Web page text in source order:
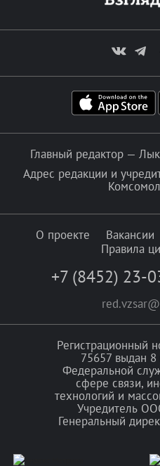
Главный редактор —
Адрес редакции и
О проекте Вакансии
Правила
+7 (8452) 23-
75657 выдан
Федеральной
сфере связи,
технологий и
Учредитель
Генеральный